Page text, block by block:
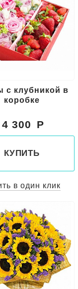
с клубникой в
коробке
4 300
КУПИТЬ
в один клик